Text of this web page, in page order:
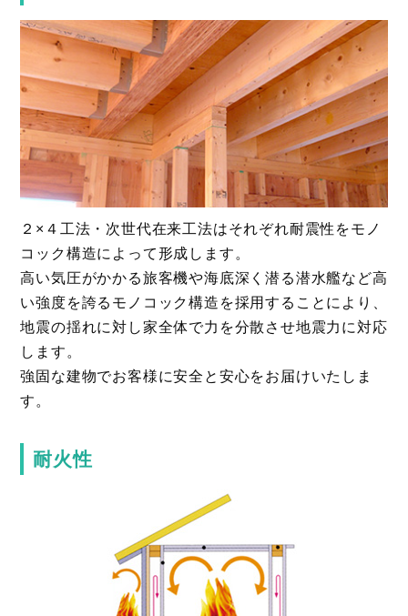
２×４工法・次世代在来工法はそれぞれ耐震性をモノ
コック構造によって形成します。
高い気圧がかかる旅客機や海底深く潜る潜水艦など高
い強度を誇るモノコック構造を採用することにより、
地震の揺れに対し家全体で力を分散させ地震力に対応
します。
強固な建物でお客様に安全と安心をお届けいたしま
す。
耐火性